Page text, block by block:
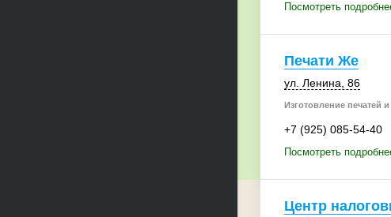
Посмотреть
Печати Же
ул. Ленина, 86
Изготовление печатей
+7 (925) 085-54-40
Посмотреть
Центр